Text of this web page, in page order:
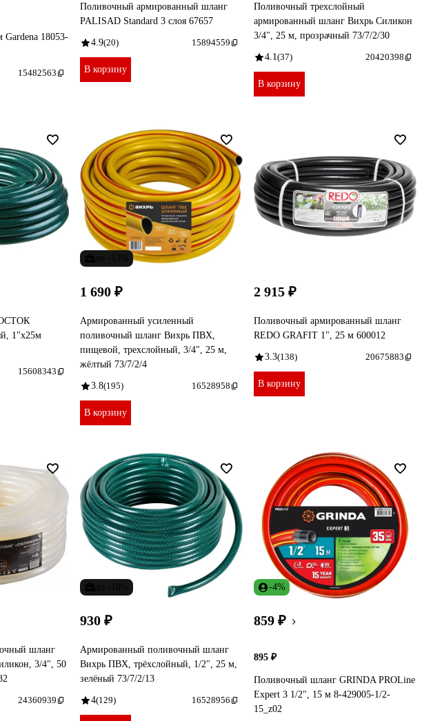
18053-
15482563
Поливочный армированный шланг
PALISAD Standard 3 слоя 67657
4.9(20) 15894559
В корзину
Поливочный трехслойный
армированный шланг Вихрь Силикон
3/4", 25 м, прозрачный 73/7/2/30
4.1 (37) 20420398
В корзину
1"х25м
15608343
1 690 ₽
Армированный усиленный
поливочный шланг Вихрь ПВХ,
пищевой, трехслойный, 3/4", 25 м,
жёлтый 73/7/2/4
3.8(195) 16528958
В корзину
2 915 ₽
Поливочный армированный шланг
REDO GRAFIT 1", 25 м 600012
3.3(138) 20675883
В корзину
шланг
3/4", 50
24360939
930 ₽
Армированный поливочный шланг
Вихрь ПВХ, трёхслойный, 1/2", 25 м,
зелёный 73/7/2/13
4(129) 16528956
-4%
859 ₽
895 ₽
Поливочный шланг GRINDA PROLine
Expert 3 1/2", 15 м 8-429005-1/2-
15_z02